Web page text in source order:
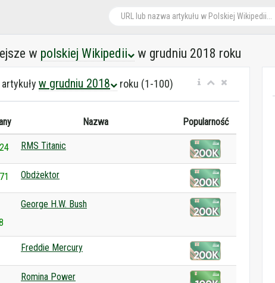
w polskiej Wikipedii w grudniu 2018 roku
w grudniu 2018 roku (1-100)
Nazwa Popularność
RMS Titanic
Obdżektor
George H.W. Bush
Freddie Mercury
Romina Power